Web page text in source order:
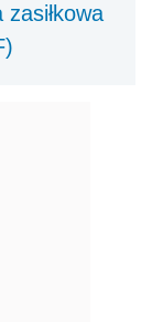
zasiłkowa